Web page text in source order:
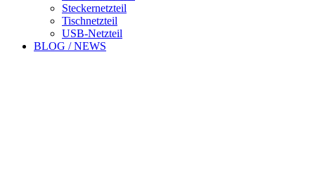
Steckernetzteil
Tischnetzteil
USB-Netzteil
BLOG / NEWS